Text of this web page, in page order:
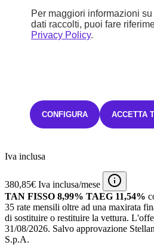
STELLANTIS &YOU PALERMO
Prezzo di listino
1.400 €
Iva inclusa
380,85€ Iva inclusa/mese
TAN FISSO 8,99% TAEG 11,54%
35 rate mensili oltre ad una maxirata
di sostituire o restituire la vettura.
31/08/2026. Salvo approvazione
S.p.A.
Per maggiori informazioni
dati raccolti, puoi fare
Privacy Policy.
CONFIGURA ACCETTA